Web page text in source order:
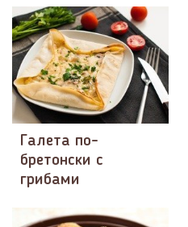
Галета по-
бретонски с
грибами